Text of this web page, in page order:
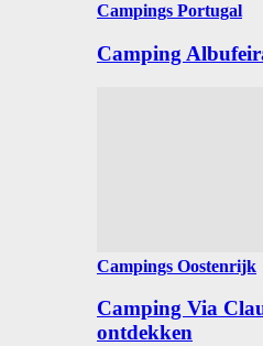
Campings Portugal
Camping
Campings Oostenrijk
Camping Via
ontdekken